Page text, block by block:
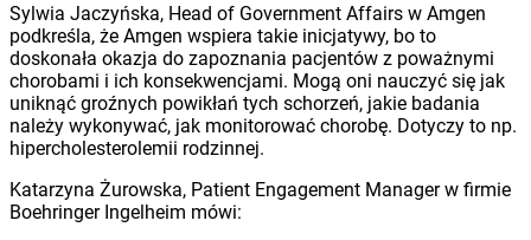
Sylwia Jaczyńska, Head of Government Affairs w Amgen
podkreśla, że Amgen wspiera takie inicjatywy, bo to
doskonała okazja do zapoznania pacjentów z poważnymi
chorobami i ich konsekwencjami. Mogą oni nauczyć się jak
uniknąć groźnych powikłań tych schorzeń, jakie badania
należy wykonywać, jak monitorować chorobę. Dotyczy to np.
hipercholesterolemii rodzinnej.
Katarzyna Żurowska, Patient Engagement Manager w firmie
Boehringer Ingelheim mówi: